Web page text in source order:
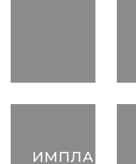
ИМПЛАНТАТ